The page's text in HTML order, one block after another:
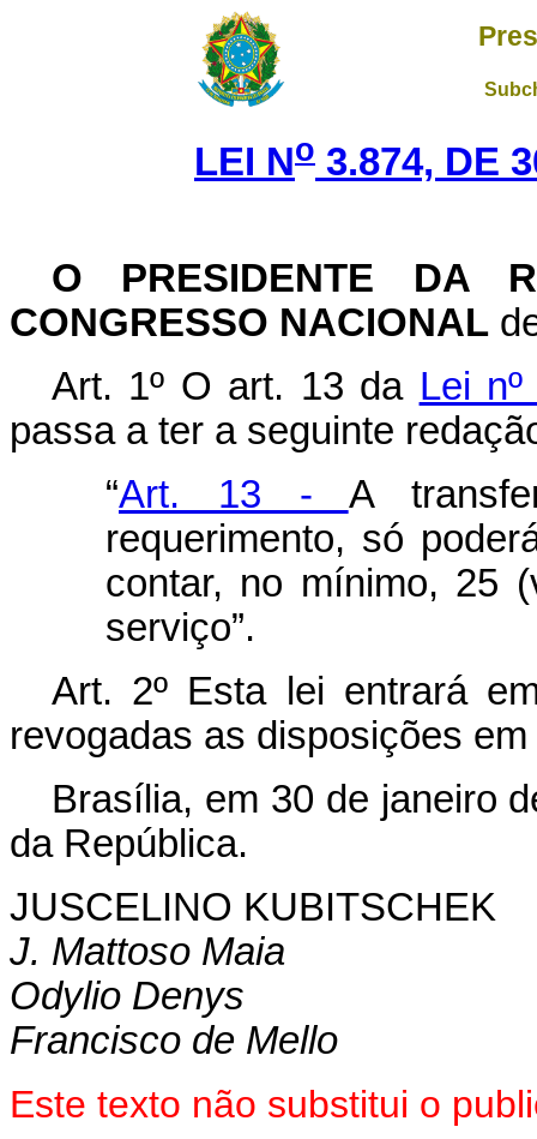
LEI No 3.874, DE
O PRESIDENTE DA
CONGRESSO NACIONAL
Art. 1º O art. 13 da Lei
passa a ter a seguinte
“Art. 13 - A
requerimento, só
contar, no mínimo, 25
serviço”.
Art. 2º Esta lei entrará
revogadas as disposições
Brasília, em 30 de janeiro
da República.
JUSCELINO KUBITSCHEK
J. Mattoso Maia
Odylio Denys
Francisco de Mello
Este texto não substitui o